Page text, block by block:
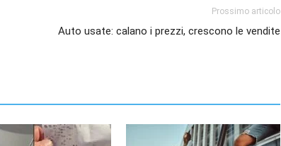
Prossimo articolo
Auto usate: calano i prezzi, crescono le vendite